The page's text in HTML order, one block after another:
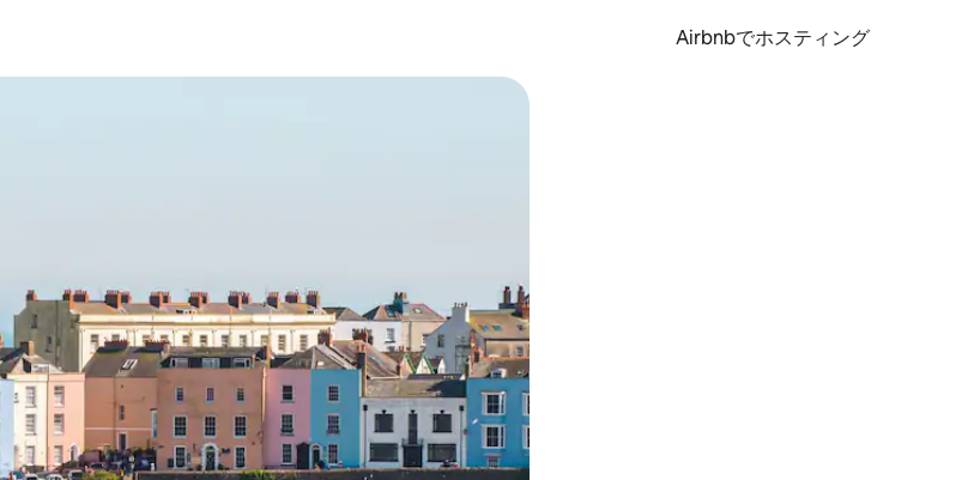
Airbnbでホスティング
面をタッチまたはスワイプして検索結果を確認することができます。